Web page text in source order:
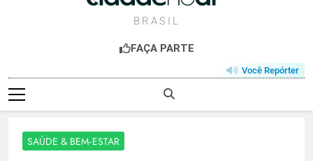
BRASIL
FAÇA PARTE
Você Repórter
SAÚDE & BEM‑ESTAR